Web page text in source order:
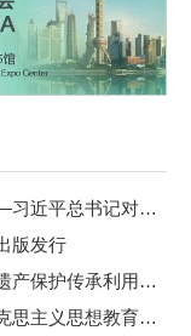
让中朝传统友谊之树更加根深叶茂——习近平总书记对朝鲜进行国事访问纪实
版发行
在习近平文化思想引领下文化和自然遗产保护传承利用工作开创新局面
伟大征程丨延安整风：一次深刻的马克思主义思想教育运动